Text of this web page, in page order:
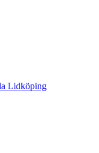
Lidköping